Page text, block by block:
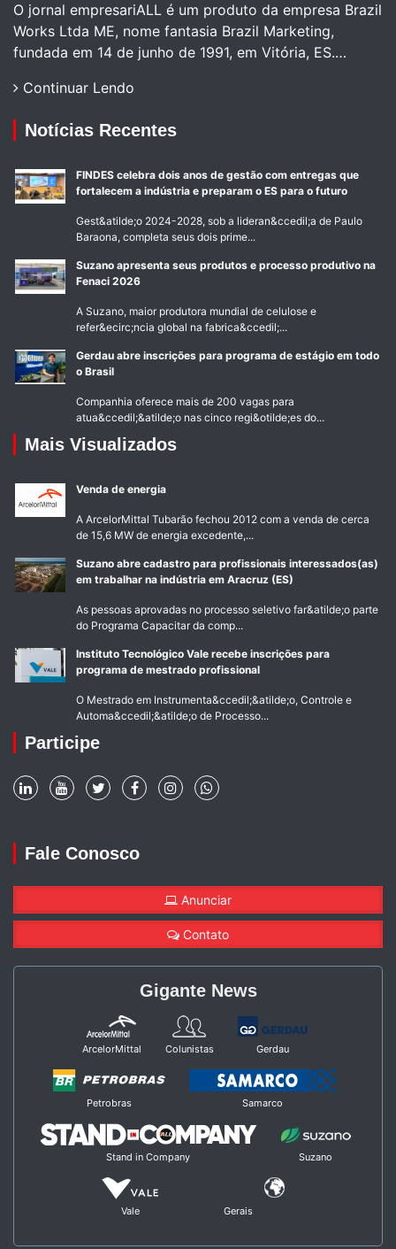
O jornal empresariALL é um produto da empresa Brazil
Works Ltda ME, nome fantasia Brazil Marketing,
fundada em 14 de junho de 1991, em Vitória, ES.…
Continuar Lendo
Notícias Recentes
FINDES celebra dois anos de gestão com entregas que
fortalecem a indústria e preparam o ES para o futuro
Gest&atilde;o 2024-2028, sob a lideran&ccedil;a de Paulo
Baraona, completa seus dois prime...
Suzano apresenta seus produtos e processo produtivo na
Fenaci 2026
A Suzano, maior produtora mundial de celulose e
refer&ecirc;ncia global na fabrica&ccedil;...
Gerdau abre inscrições para programa de estágio em todo
o Brasil
Companhia oferece mais de 200 vagas para
atua&ccedil;&atilde;o nas cinco regi&otilde;es do...
Mais Visualizados
Venda de energia
A ArcelorMittal Tubarão fechou 2012 com a venda de cerca
de 15,6 MW de energia excedente,...
Suzano abre cadastro para profissionais interessados(as)
em trabalhar na indústria em Aracruz (ES)
As pessoas aprovadas no processo seletivo far&atilde;o parte
do Programa Capacitar da comp...
Instituto Tecnológico Vale recebe inscrições para
programa de mestrado profissional
O Mestrado em Instrumenta&ccedil;&atilde;o, Controle e
Automa&ccedil;&atilde;o de Processo...
Participe
Fale Conosco
Anunciar
Contato
Gigante News
ArcelorMittal Colunistas Gerdau
Petrobras Samarco
Stand in Company Suzano
Vale Gerais